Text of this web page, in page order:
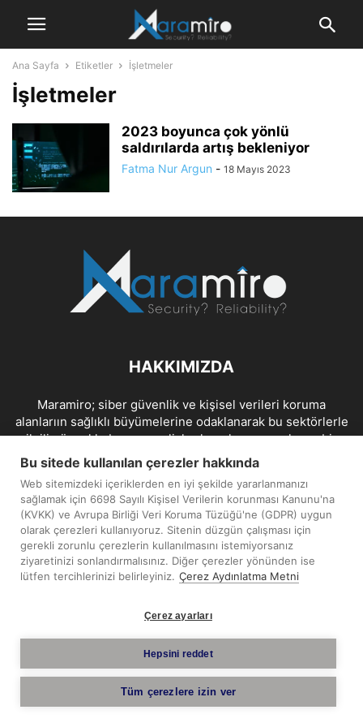
Ana Sayfa Etiketler İşletmeler
İşletmeler
2023 boyunca çok yönlü
saldırılarda artış bekleniyor
Fatma Nur Argun - 18 Mayıs 2023
HAKKIMIZDA
Maramiro; siber güvenlik ve kişisel verileri koruma
alanlarıın sağlıklı büyümelerine odaklanarak bu sektörlerle
ilgili güncel haber ve analizler hazırlayıp yayınlayan bir
haber sitesidir.
İletişim:maramiro@sentezmedya.com.tr
BIZI TAKIP EDIN
Telif Hakkı © 2019 - 2026 Sentez Medya Limited. Tüm hakları
saklıdır.
Bu sitede kullanılan çerezler hakkında
Web sitemizdeki içeriklerden en iyi şekilde yararlanmanızı
sağlamak için 6698 Sayılı Kişisel Verilerin korunması Kanunu'na
(KVKK) ve Avrupa Birliği Veri Koruma Tüzüğü'ne (GDPR) uygun
olarak çerezleri kullanıyoruz. Sitenin düzgün çalışması için
gerekli zorunlu çerezlerin kullanılmasını istemiyorsanız
ziyaretinizi sonlandırmalısınız. Diğer çerezler yönünden ise
lütfen tercihlerinizi belirleyiniz. Çerez Aydınlatma Metni
Çerez ayarları
Hepsini reddet
Tüm çerezlere izin ver